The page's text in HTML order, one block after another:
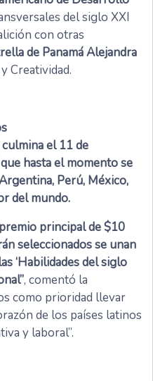
del siglo XXI
con otras
de Panamá Alejandra
Creatividad.
el 11 de
hasta el momento se
Perú, México,
del mundo.
principal de $10
seleccionados se unan
‘Habilidades del siglo
, comentó la
como prioridad llevar
de los países latinos
y laboral”.